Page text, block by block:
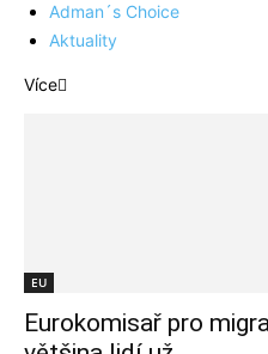
Adman´s Choice
Aktuality
Více
EU
Eurokomisař pro